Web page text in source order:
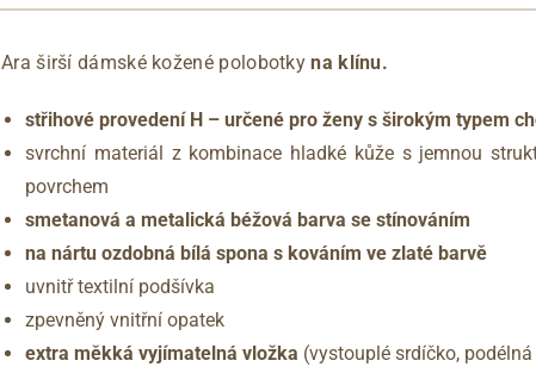
Ara širší dámské kožené polobotky na klínu.
střihové provedení H – určené pro ženy s širokým typem
svrchní materiál z kombinace hladké kůže s jemnou
povrchem
smetanová a metalická béžová barva se stínováním
na nártu ozdobná bílá spona s kováním ve zlaté barvě
uvnitř textilní podšívka
zpevněný vnitřní opatek
extra měkká vyjímatelná vložka (vystouplé srdíčko,